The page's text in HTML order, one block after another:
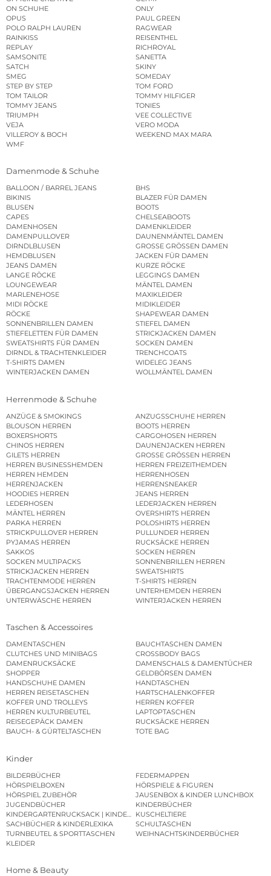
ON SCHUHE
ONLY
OPUS
PAUL GREEN
POLO RALPH LAUREN
RAGWEAR
RAINKISS
REISENTHEL
REPLAY
RICHROYAL
SAMSONITE
SANETTA
SATCH
SKINY
SMEG
SOMEDAY
STEP BY STEP
TOM FORD
TOM TAILOR
TOMMY HILFIGER
TOMMY JEANS
TONIES
TRIUMPH
VEE COLLECTIVE
VEJA
VERO MODA
VILLEROY & BOCH
WEEKEND MAX MARA
WMF
Damenmode & Schuhe
BALLOON / BARREL JEANS
BHS
BIKINIS
BLAZER FÜR DAMEN
BLUSEN
BOOTS
CAPES
CHELSEABOOTS
DAMENHOSEN
DAMENKLEIDER
DAMENPULLOVER
DAUNENMÄNTEL DAMEN
DIRNDLBLUSEN
GROSSE GRÖSSEN DAMEN
HEMDBLUSEN
JACKEN FÜR DAMEN
JEANS DAMEN
KURZE RÖCKE
LANGE RÖCKE
LEGGINGS DAMEN
LOUNGEWEAR
MÄNTEL DAMEN
MARLENEHOSE
MAXIKLEIDER
MIDI RÖCKE
MIDIKLEIDER
RÖCKE
SHAPEWEAR DAMEN
SONNENBRILLEN DAMEN
STIEFEL DAMEN
STIEFELETTEN FÜR DAMEN
STRICKJACKEN DAMEN
SWEATSHIRTS FÜR DAMEN
SOCKEN DAMEN
DIRNDL & TRACHTENKLEIDER
TRENCHCOATS
T-SHIRTS DAMEN
WIDELEG JEANS
WINTERJACKEN DAMEN
WOLLMÄNTEL DAMEN
Herrenmode & Schuhe
ANZÜGE & SMOKINGS
ANZUGSSCHUHE HERREN
BLOUSON HERREN
BOOTS HERREN
BOXERSHORTS
CARGOHOSEN HERREN
CHINOS HERREN
DAUNENJACKEN HERREN
GILETS HERREN
GROSSE GRÖSSEN HERREN
HERREN BUSINESSHEMDEN
HERREN FREIZEITHEMDEN
HERREN HEMDEN
HERRENHOSEN
HERRENJACKEN
HERRENSNEAKER
HOODIES HERREN
JEANS HERREN
LEDERHOSEN
LEDERJACKEN HERREN
MÄNTEL HERREN
OVERSHIRTS HERREN
PARKA HERREN
POLOSHIRTS HERREN
STRICKPULLOVER HERREN
PULLUNDER HERREN
PYJAMAS HERREN
RUCKSÄCKE HERREN
SAKKOS
SOCKEN HERREN
SOCKEN MULTIPACKS
SONNENBRILLEN HERREN
STRICKJACKEN HERREN
SWEATSHIRTS
TRACHTENMODE HERREN
T-SHIRTS HERREN
ÜBERGANGSJACKEN HERREN
UNTERHEMDEN HERREN
UNTERWÄSCHE HERREN
WINTERJACKEN HERREN
Taschen & Accessoires
DAMENTASCHEN
BAUCHTASCHEN DAMEN
CLUTCHES UND MINIBAGS
CROSSBODY BAGS
DAMENRUCKSÄCKE
DAMENSCHALS & DAMENTÜCHER
SHOPPER
GELDBÖRSEN DAMEN
HANDSCHUHE DAMEN
HANDTASCHEN
HERREN REISETASCHEN
HARTSCHALENKOFFER
KOFFER UND TROLLEYS
HERREN KOFFER
HERREN KULTURBEUTEL
LAPTOPTASCHEN
REISEGEPÄCK DAMEN
RUCKSÄCKE HERREN
BAUCH- & GÜRTELTASCHEN
TOTE BAG
Kinder
BILDERBÜCHER
FEDERMAPPEN
HÖRSPIELBOXEN
HÖRSPIELE & FIGUREN
HÖRSPIEL ZUBEHÖR
JAUSENBOX & KINDER LUNCHBOX
JUGENDBÜCHER
KINDERBÜCHER
KINDERGARTENRUCKSACK | KINDERGARTENBEUTEL
KUSCHELTIERE
SACHBÜCHER & KINDERLEXIKA
SCHULTASCHEN
TURNBEUTEL & SPORTTASCHEN
WEIHNACHTSKINDERBÜCHER
KLEIDER
Home & Beauty